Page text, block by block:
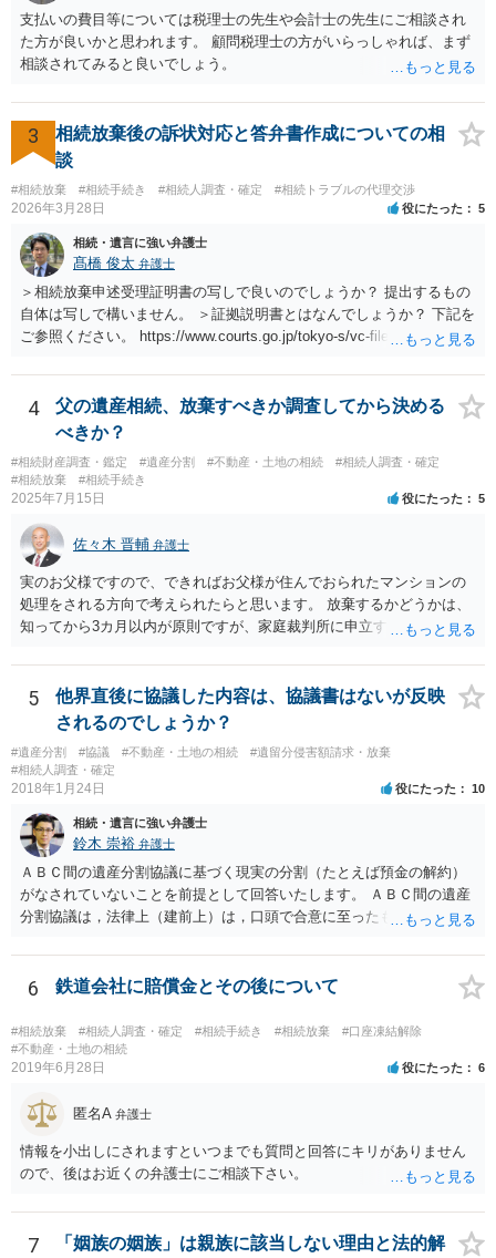
支払いの費目等については税理士の先生や会計士の先生にご相談され
た方が良いかと思われます。 顧問税理士の方がいらっしゃれば、まず
相談されてみると良いでしょう。
3
相続放棄後の訴状対応と答弁書作成についての相
談
#相続放棄 #相続手続き #相続人調査・確定 #相続トラブルの代理交渉
2026年3月28日 役にたった 5
相続・遺言に強い弁護士
髙橋 俊太 弁護士
＞相続放棄申述受理証明書の写しで良いのでしょうか？ 提出するもの
自体は写しで構いません。 ＞証拠説明書とはなんでしょうか？ 下記を
ご参照ください。 https://www.courts.go.jp/tokyo-s/vc-files/tokyo-s/file/
4
父の遺産相続、放棄すべきか調査してから決める
べきか？
#相続財産調査・鑑定 #遺産分割 #不動産・土地の相続
#相続人調査・確定
#相続放棄
#相続手続き
2025年7月15日 役にたった 5
佐々木 晋輔 弁護士
実のお父様ですので、できればお父様が住んでおられたマンションの
処理をされる方向で考えられたらと思います。 放棄するかどうかは、
知ってから3カ月以内が原則ですが、家庭裁判所に申立すれば3カ月の
放棄するかどうか決めることができます。 銀行やサラ金が数年も放置
することはありませんので、数年後に借金が発見される可能性はほぼ
ありません。 なお、私が扱った相続放棄を検討していた案件で、期間
伸長して調査したところ、サラ金に対する過払金など相当な財産が見
つかったため相続したという事例がありました。
5
他界直後に協議した内容は、協議書はないが反映
されるのでしょうか？
#遺産分割 #協議 #不動産・土地の相続
#遺留分侵害額請求・放棄
#相続人調査・確定
2018年1月24日 役にたった 10
相続・遺言に強い弁護士
鈴木 崇裕 弁護士
ＡＢＣ間の遺産分割協議に基づく現実の分割（たとえば預金の解約）
がなされていないことを前提として回答いたします。 ＡＢＣ間の遺産
分割協議は，法律上（建前上）は，口頭で合意に至ったものであって
ん。 また，不動産の名義を移転するためには，遺産分割協議書への署
名捺印を得る必要があります。 したがって，残念ながら，「ＡＢＣ間
の遺産分割協議が有効に成立している」という前提に基づく主張は困
難と思われます。 「ＡＢＣ間の遺産分割協議は未了のまま，ＡとＢが
死亡し，二次相続が発生した」という前提に基づいて協議を進める必
要があります。 もちろん，Ｃの立場としては，ＡＢＣ間の遺産分割協
人は応じない姿勢を示していることから，実現は困難だと思います。
しどころ）としては，譲歩することを甘受しなければならないかもし
れません。
6 鉄道会社に賠償金とその後について
#相続放棄 #相続人調査・確定 #相続手続き #相続放棄
#口座凍結解除
#不動産・土地の相続
2019年6月28日 役にたった 6
匿名A 弁護士
情報を小出しにされますといつまでも質問と回答にキリがありません
ので、後はお近くの弁護士にご相談下さい。
7
「姻族の姻族」は親族に該当しない理由と法的解